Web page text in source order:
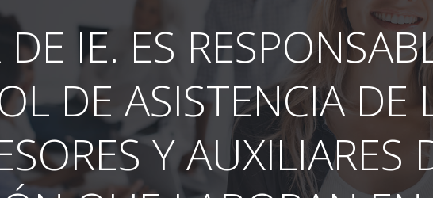
IE. ES
DE ASISTENCIA DE
Y AUXILIARES